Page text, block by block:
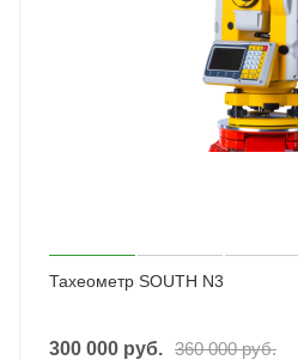
Тахеометр SOUTH N3
300 000 руб. 360 000руб.